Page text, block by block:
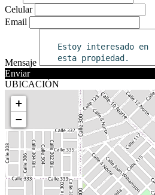
Celular
Email
Mensaje
Enviar
UBICACIÓN
+
−